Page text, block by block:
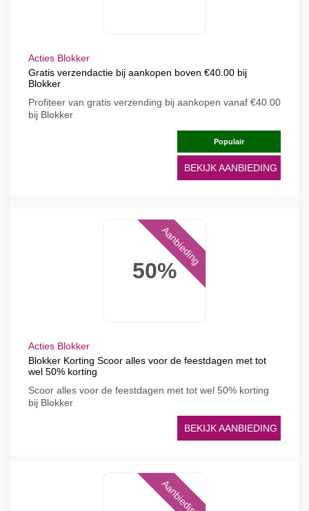
Acties Blokker
Gratis verzendactie bij aankopen boven €40.00 bij
Blokker
Profiteer van gratis verzending bij aankopen vanaf €40.00
bij Blokker
Populair
BEKIJK AANBIEDING
50%
Aanbieding
Acties Blokker
Blokker Korting Scoor alles voor de feestdagen met tot
wel 50% korting
Scoor alles voor de feestdagen met tot wel 50% korting
bij Blokker
BEKIJK AANBIEDING
Aanbieding